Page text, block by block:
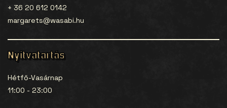
+ 36 20 612 0142
margarets@wasabi.hu
Nyitvatartás
Hétfő-Vasárnap
11:00 - 23:00